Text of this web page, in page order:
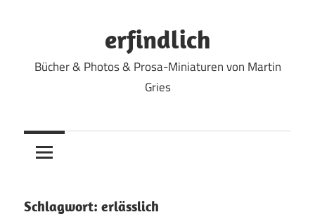
erfindlich
Bücher & Photos & Prosa-Miniaturen von Martin
Gries
Schlagwort: erlässlich